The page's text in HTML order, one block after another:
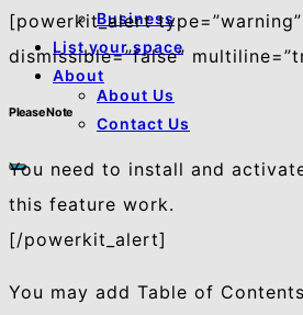
Business
List your space
About
About Us
Contact Us
[powerkit_alert type=”warning”
dismissible=”false”
Please Note
You need to install and
this feature work.
[/powerkit_alert]
You may add Table of